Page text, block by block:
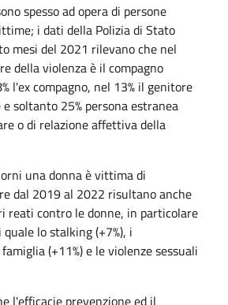
spesso ad opera di persone
i dati della Polizia di Stato
mesi del 2021 rilevano che nel
della violenza è il compagno
l'ex compagno, nel 13% il genitore
soltanto 25% persona estranea
o di relazione affettiva della
una donna è vittima di
dal 2019 al 2022 risultano anche
reati contro le donne, in particolare
lo stalking (+7%), i
(+11%) e le violenze sessuali
l'efficacie prevenzione ed il